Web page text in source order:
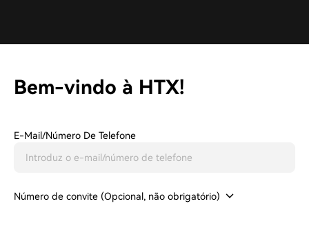
Bem-vindo à HTX!
E-Mail/número De Telefone
Número de convite (Opcional, não obrigatório)